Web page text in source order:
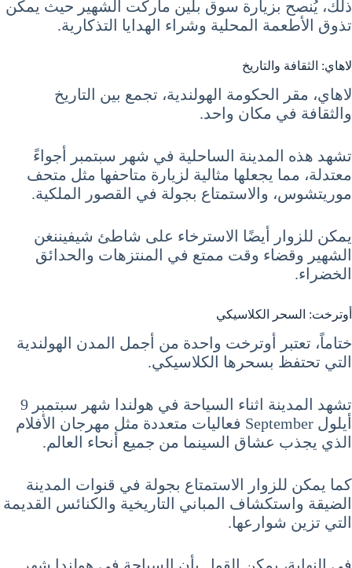
ذلك، يُنصح بزيارة سوق بلين ماركت الشهير حيث يمكن
تذوق الأطعمة المحلية وشراء الهدايا التذكارية.
لاهاي: الثقافة والتاريخ
لاهاي، مقر الحكومة الهولندية، تجمع بين التاريخ
والثقافة في مكان واحد.
تشهد هذه المدينة الساحلية في شهر سبتمبر أجواءً
معتدلة، مما يجعلها مثالية لزيارة متاحفها مثل متحف
موريتشوس، والاستمتاع بجولة في القصور الملكية.
يمكن للزوار أيضًا الاسترخاء على شاطئ شيفيننغن
الشهير وقضاء وقت ممتع في المنتزهات والحدائق
الخضراء.
أوترخت: السحر الكلاسيكي
ختاماً، تعتبر أوترخت واحدة من أجمل المدن الهولندية
التي تحتفظ بسحرها الكلاسيكي.
تشهد المدينة اثناء السياحة في هولندا شهر سبتمبر 9
أيلول September فعاليات متعددة مثل مهرجان الأفلام
الذي يجذب عشاق السينما من جميع أنحاء العالم.
كما يمكن للزوار الاستمتاع بجولة في قنوات المدينة
الضيقة واستكشاف المباني التاريخية والكنائس القديمة
التي تزين شوارعها.